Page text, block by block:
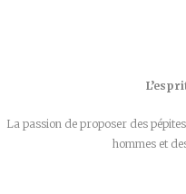
La passion de proposer des
hommes et